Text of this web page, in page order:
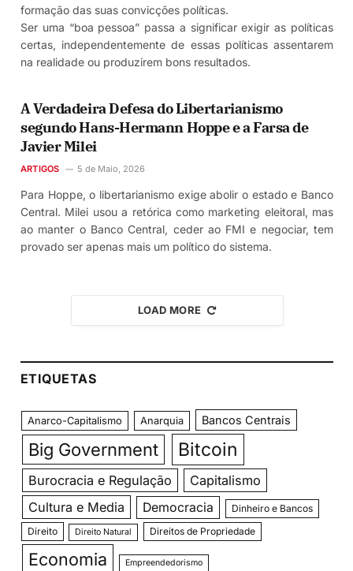
formação das suas convicções políticas.
Ser uma “boa pessoa” passa a significar exigir as políticas
certas, independentemente de essas políticas assentarem
na realidade ou produzirem bons resultados.
A Verdadeira Defesa do Libertarianismo
segundo Hans-Hermann Hoppe e a Farsa de
Javier Milei
ARTIGOS 5 de Maio, 2026
Para Hoppe, o libertarianismo exige abolir o estado e Banco
Central. Milei usou a retórica como marketing eleitoral, mas
ao manter o Banco Central, ceder ao FMI e negociar, tem
provado ser apenas mais um político do sistema.
LOAD MORE
ETIQUETAS
Anarco-Capitalismo Anarquia Bancos Centrais
Big Government Bitcoin
Burocracia e Regulação
Capitalismo
Cultura e Media
Democracia
Dinheiro e Bancos
Direito
Direito Natural Direitos de Propriedade
Economia Empreendedorismo